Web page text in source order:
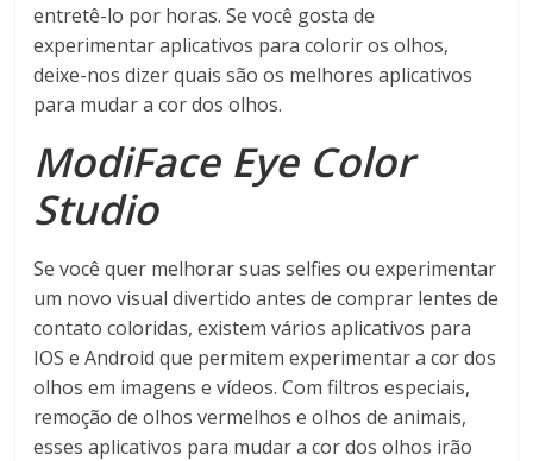
entretê-lo por horas. Se você gosta de
experimentar aplicativos para colorir os olhos,
deixe-nos dizer quais são os melhores aplicativos
para mudar a cor dos olhos.
ModiFace Eye Color
Studio
Se você quer melhorar suas selfies ou experimentar
um novo visual divertido antes de comprar lentes de
contato coloridas, existem vários aplicativos para
IOS e Android que permitem experimentar a cor dos
olhos em imagens e vídeos. Com filtros especiais,
remoção de olhos vermelhos e olhos de animais,
esses aplicativos para mudar a cor dos olhos irão